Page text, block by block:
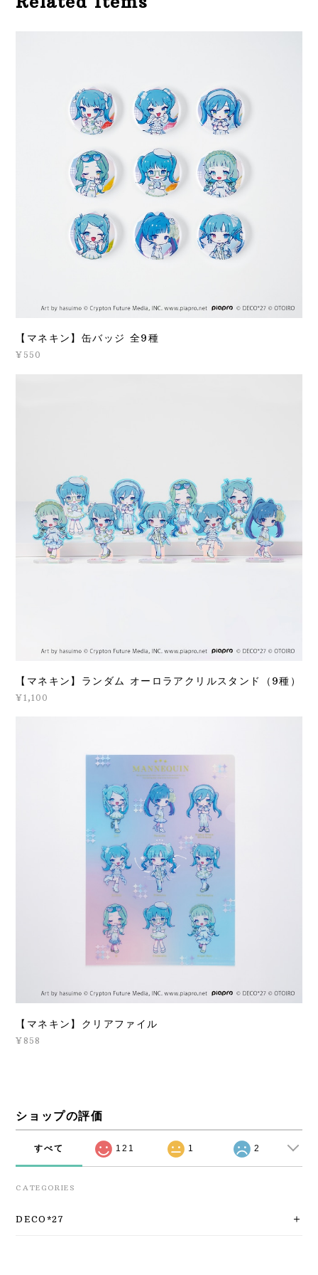
【マネキン】缶バッジ 全9種
¥550
【マネキン】ランダム オーロラアクリルスタンド（9種）
¥1,100
【マネキン】クリアファイル
¥858
ショップの評価
すべて 121 1 2
CATEGORIES
DECO*27